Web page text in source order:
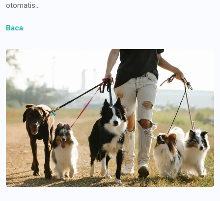
otomatis...
Baca